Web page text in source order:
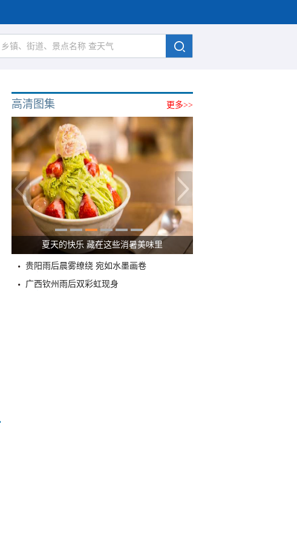
更多>>
高清图集
夏天的快乐 藏在这些消暑美味里
贵阳雨后晨雾缭绕 宛如水墨画卷
广西钦州雨后双彩虹现身